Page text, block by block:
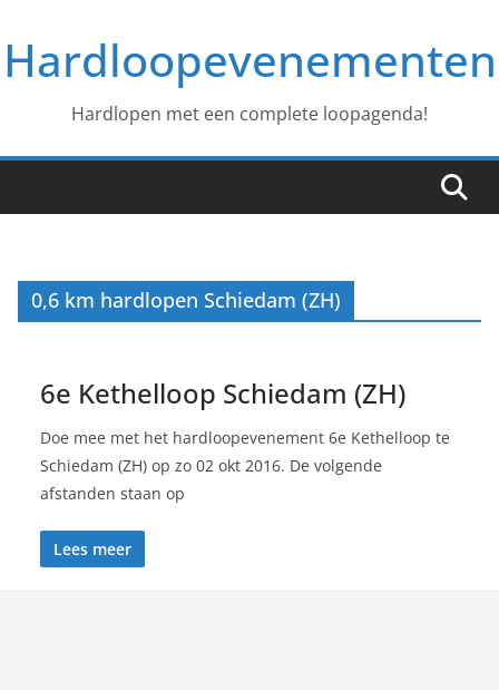
naar
deHardloopevenementen
Hardlopen met een complete loopagenda!
0,6 km hardlopen Schiedam (ZH)
6e Kethelloop Schiedam (ZH)
Doe mee met het hardloopevenement 6e Kethelloop te
Schiedam (ZH) op zo 02 okt 2016. De volgende
afstanden staan op
Lees meer